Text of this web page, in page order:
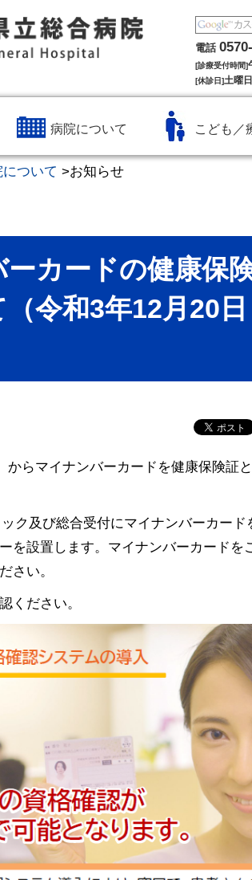
電話
[診療受付時間]
[休診日]土曜
病院について こども／
ついて >お知らせ
カードの健康保
令和3年12月20日
からマイナンバーカードを健康保険証
ク及び総合受付にマイナンバーカード
を設置します。マイナンバーカードを
さい。
ください。